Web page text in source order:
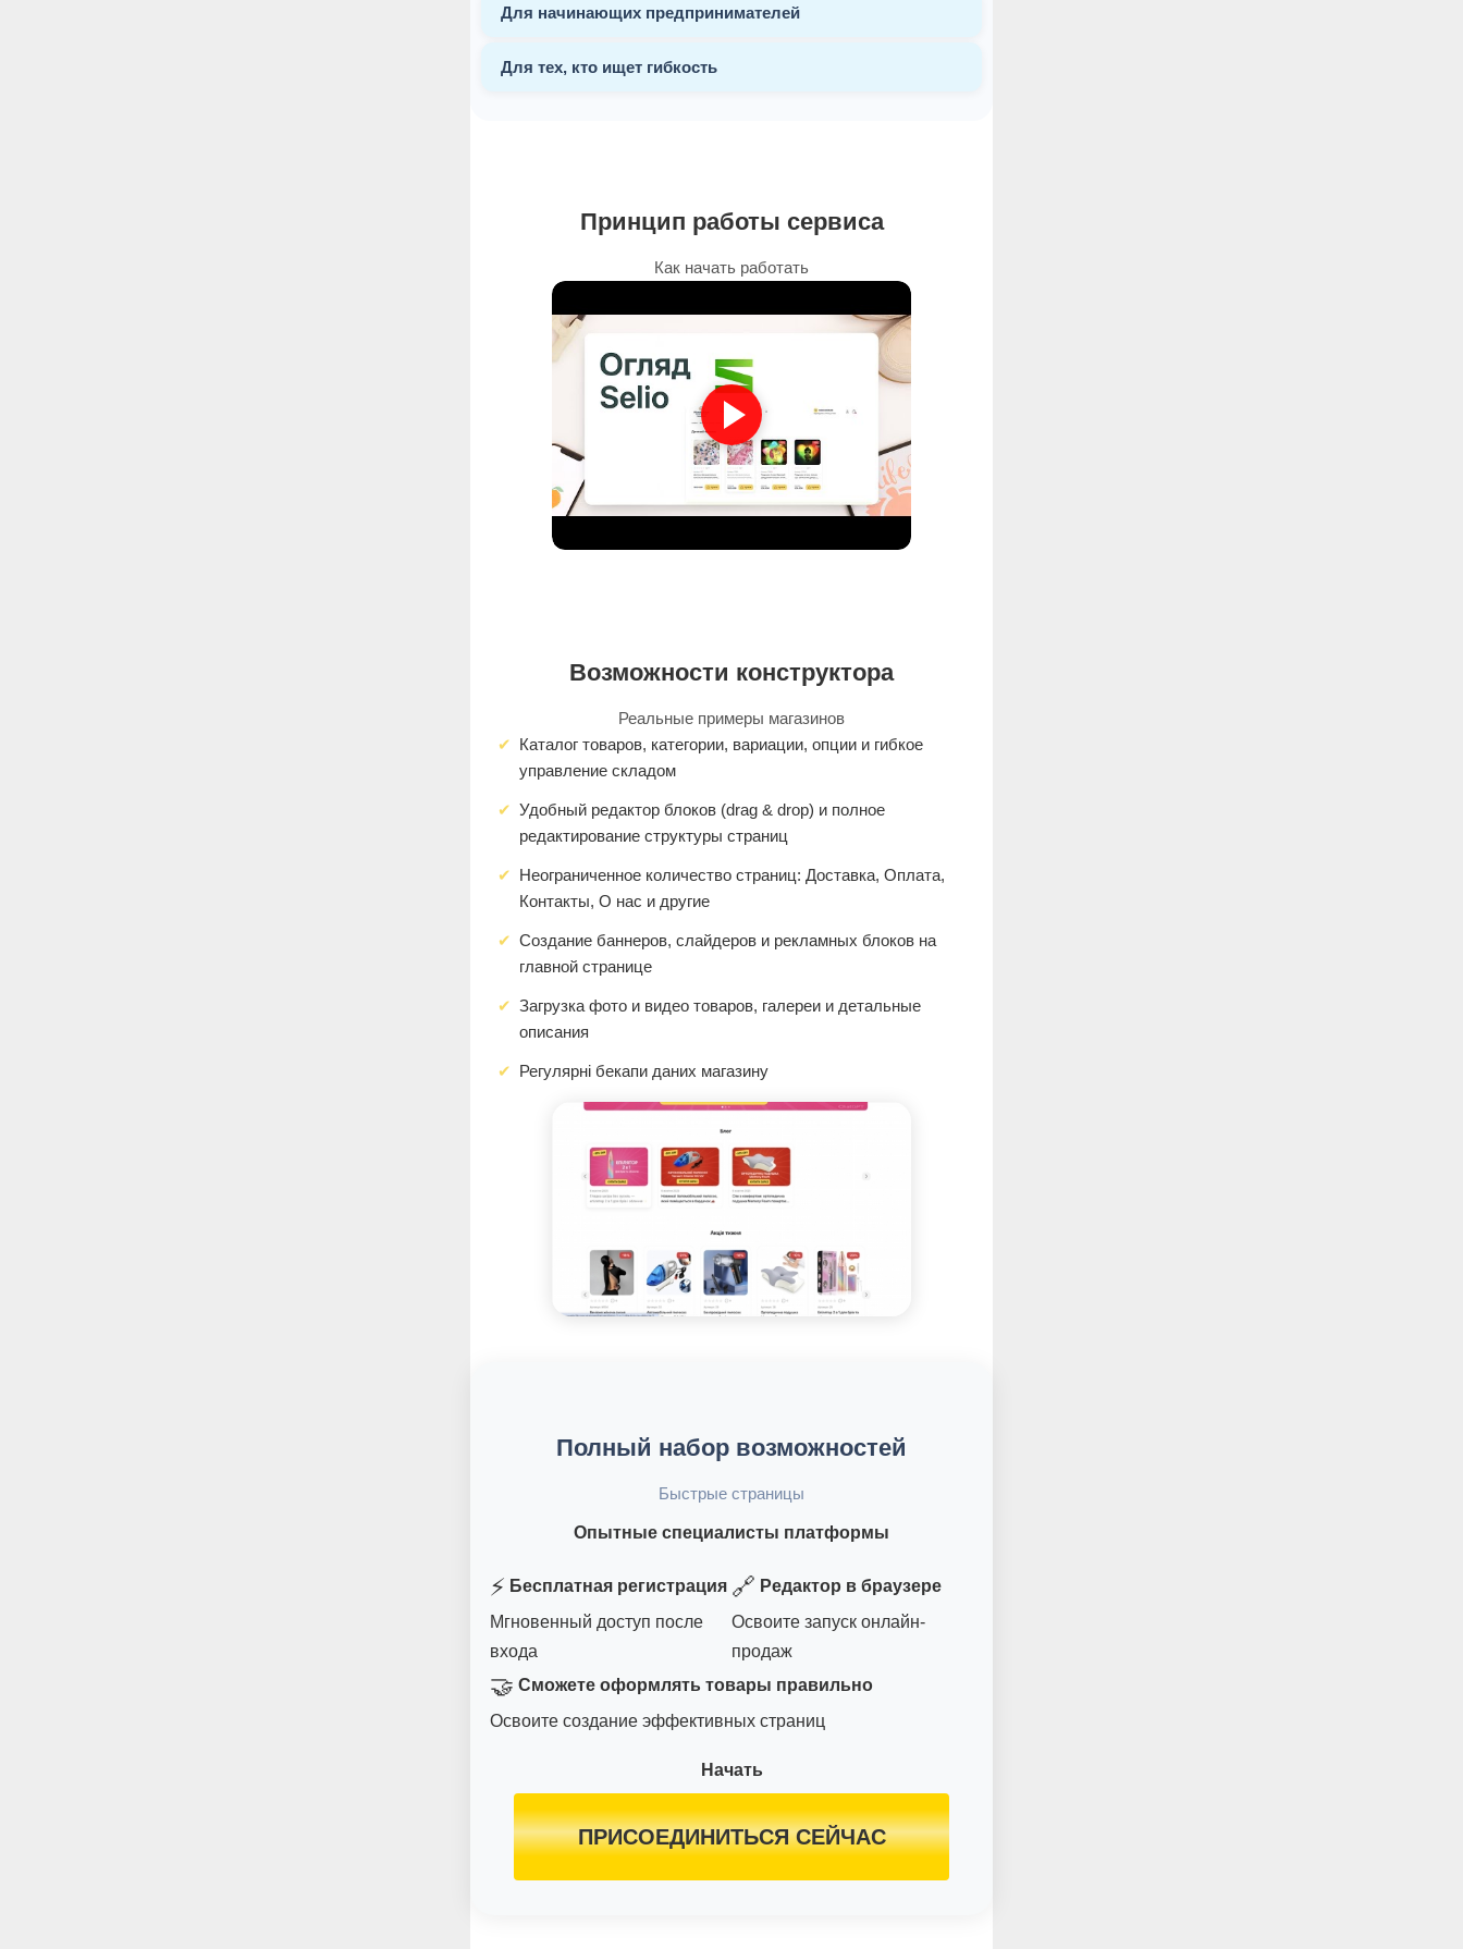
Для начинающих предпринимателей
Для тех, кто ищет гибкость
Принцип работы сервиса
Как начать работать
Возможности конструктора
Реальные примеры магазинов
Каталог товаров, категории, вариации, опции и гибкое
управление складом
Удобный редактор блоков (drag & drop) и полное
редактирование структуры страниц
Неограниченное количество страниц: Доставка, Оплата,
Контакты, О нас и другие
Создание баннеров, слайдеров и рекламных блоков на
главной странице
Загрузка фото и видео товаров, галереи и детальные
описания
Регулярні бекапи даних магазину
Полный набор возможностей
Быстрые страницы
Опытные специалисты платформы
⚡ Бесплатная регистрация
Мгновенный доступ после
входа
🔗 Редактор в браузере
Освоите запуск онлайн-
продаж
🤝 Сможете оформлять товары правильно
Освоите создание эффективных страниц
Начать
ПРИСОЕДИНИТЬСЯ СЕЙЧАС